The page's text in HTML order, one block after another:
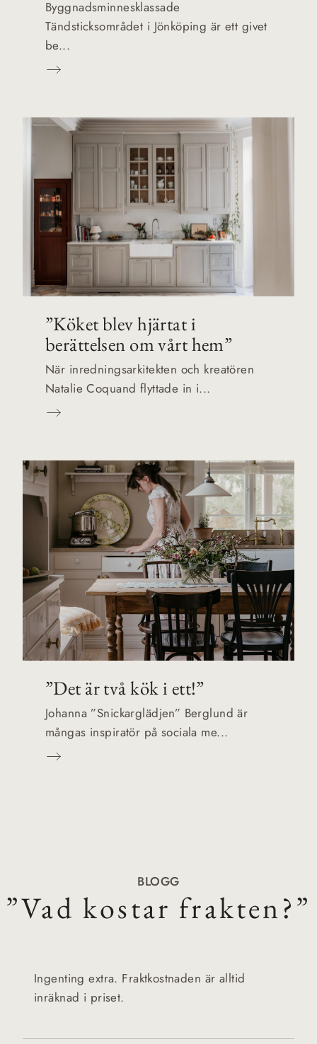
Byggnadsminnesklassade
Tändsticksområdet i Jönköping är ett givet
be...
”Köket blev hjärtat i
berättelsen om vårt hem”
När inredningsarkitekten och kreatören
Natalie Coquand flyttade in i...
”Det är två kök i ett!”
Johanna ”Snickarglädjen” Berglund är
mångas inspiratör på sociala me...
BLOGG
”Vad kostar frakten?”
Ingenting extra. Fraktkostnaden är alltid
inräknad i priset.